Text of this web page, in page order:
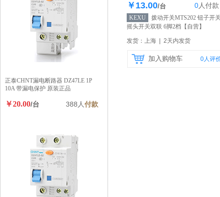
库存1475个
￥13.00/台 0人付款
KEXU
拨动开关MTS202 钮子开
摇头开关双联 6脚2档 【自营】
发货：上海 | 2天内发货
加入购物车 0人评
正泰CHNT漏电断路器 DZ47LE 1P
10A 带漏电保护 原装正品
￥20.00/台 388人付款